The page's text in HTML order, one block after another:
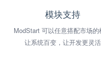
模块支持
ModStart 可以任意搭配市场的
让系统百变，让开发更灵活